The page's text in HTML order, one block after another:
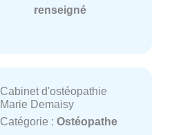
renseigné
Cabinet d'ostéopathie
Marie Demaisy
Catégorie : Ostéopathe